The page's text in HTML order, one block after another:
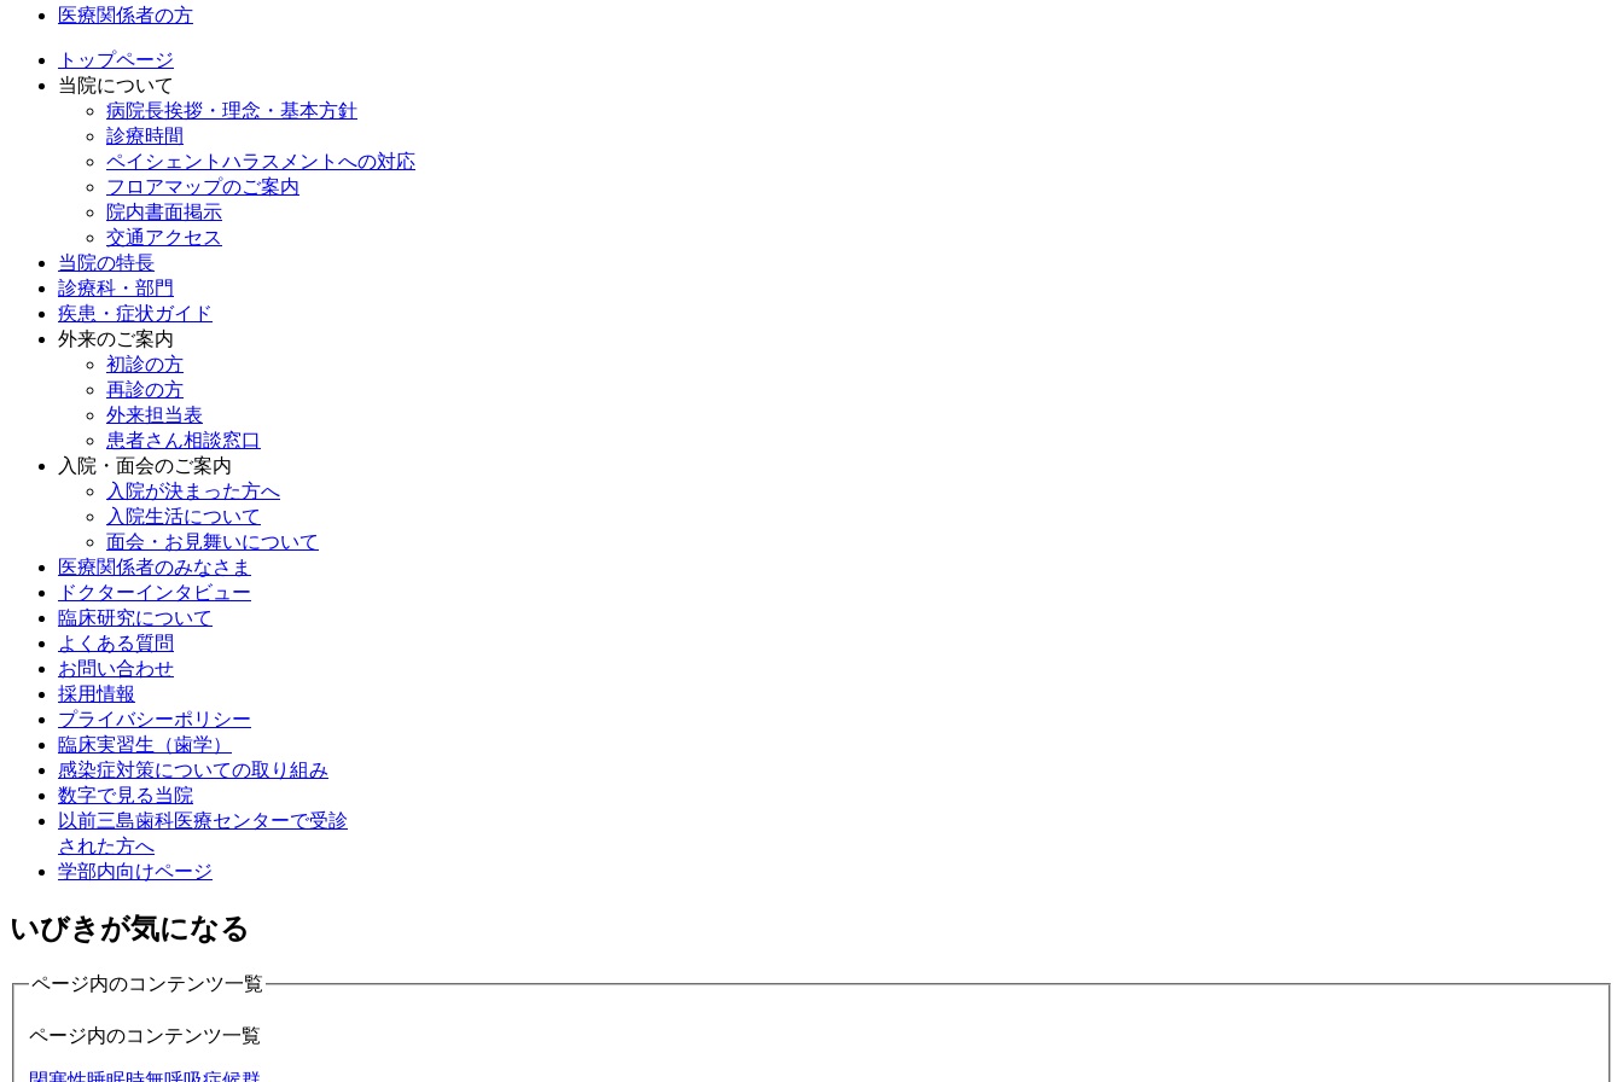
医療関係者の方
トップページ
当院について
病院長挨拶・理念・基本方針
診療時間
ペイシェントハラスメントへの対応
フロアマップのご案内
院内書面掲示
交通アクセス
当院の特長
診療科・部門
疾患・症状ガイド
外来のご案内
初診の方
再診の方
外来担当表
患者さん相談窓口
入院・面会のご案内
入院が決まった方へ
入院生活について
面会・お見舞いについて
医療関係者のみなさま
ドクターインタビュー
臨床研究について
よくある質問
お問い合わせ
採用情報
プライバシーポリシー
臨床実習生（歯学）
感染症対策についての取り組み
数字で見る当院
以前三島歯科医療センターで受診
された方へ
学部内向けページ
いびきが気になる
ページ内のコンテンツ一覧
ページ内のコンテンツ一覧